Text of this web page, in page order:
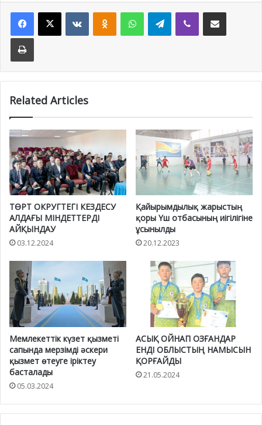
Facebook
X VKontakteOdnoklassniki
WhatsAppTelegramViber Share via Email
Print
Related Articles
ТӨРТ ОКРУГТЕГІ КЕЗДЕСУ
АЛДАҒЫ МІНДЕТТЕРДІ
АЙҚЫНДАУ
03.12.2024
Қайырымдылық жарыстың
қоры Үш отбасының иігілігіне
ұсынылды
20.12.2023
Мемлекеттік күзет қызметі
сапында мерзімді әскери
қызмет өтеуге іріктеу
басталады
05.03.2024
АСЫҚ ОЙНАП ОЗҒАНДАР
ЕНДІ ОБЛЫСТЫҢ НАМЫСЫН
ҚОРҒАЙДЫ
21.05.2024